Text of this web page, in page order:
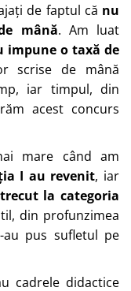
de faptul că nu
mână. Am luat
impune o taxă de
scrise de mână
iar timpul, din
acest concurs
mare când am
I au revenit, iar
la categoria
din profunzimea
pus sufletul pe
cadrele didactice